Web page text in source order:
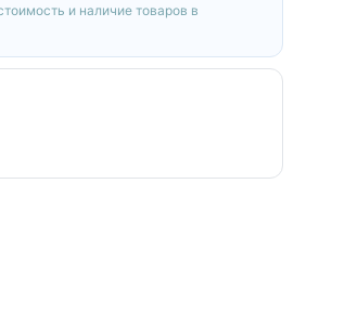
и наличие товаров в